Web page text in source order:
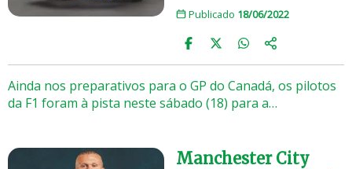
Publicado 18/06/2022
Ainda nos preparativos para o GP do Canadá, os pilotos
da F1 foram à pista neste sábado (18) para a…
Manchester City